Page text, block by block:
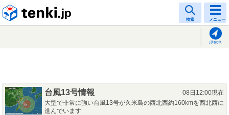
検索 メニュー
現在地
台風13号情報
08日12:00現在
大型で非常に強い台風13号が久米島の西北西約160kmを西北西に
進んでいます